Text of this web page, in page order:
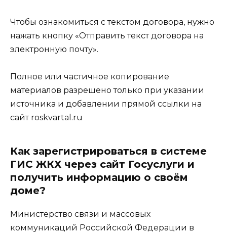
Чтобы ознакомиться с текстом договора, нужно
нажать кнопку «Отправить текст договора на
электронную почту».
Полное или частичное копирование
материалов разрешено только при указании
источника и добавлении прямой ссылки на
сайт roskvartal.ru
Как зарегистрироваться в системе
ГИС ЖКХ через сайт Госуслуги и
получить информацию о своём
доме?
Министерство связи и массовых
коммуникаций Российской Федерации в